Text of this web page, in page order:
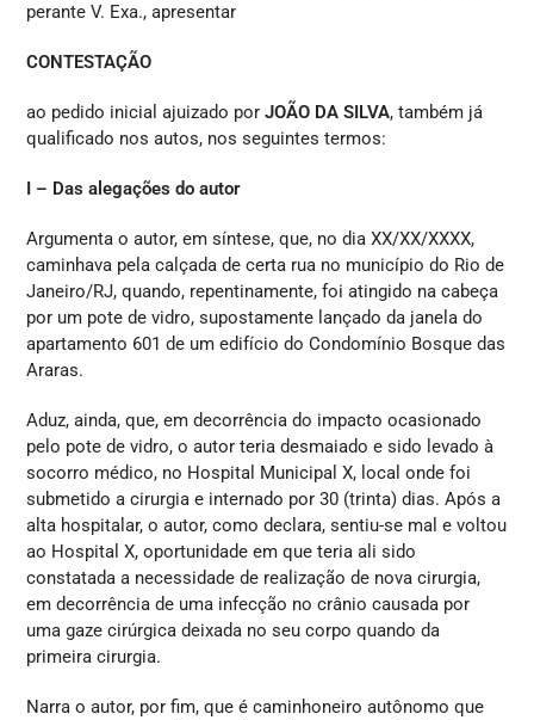
perante V. Exa., apresentar
CONTESTAÇÃO
ao pedido inicial ajuizado porJOÃO DA SILVA, também já
qualificado nos autos, nos seguintes termos:
I – Das alegações do autor
Argumenta o autor, em síntese, que, no dia XX/XX/XXXX,
caminhava pela calçada de certa rua no município do Rio de
Janeiro/RJ, quando, repentinamente, foi atingido na cabeça
por um pote de vidro, supostamente lançado da janela do
apartamento 601 de um edifício do Condomínio Bosque das
Araras.
Aduz, ainda, que, em decorrência do impacto ocasionado
pelo pote de vidro, o autor teria desmaiado e sido levado à
socorro médico, no Hospital Municipal X, local onde foi
submetido a cirurgia e internado por 30 (trinta) dias. Após a
alta hospitalar, o autor, como declara, sentiu-se mal e voltou
ao Hospital X, oportunidade em que teria ali sido
constatada a necessidade de realização de nova cirurgia,
em decorrência de uma infecção no crânio causada por
uma gaze cirúrgica deixada no seu corpo quando da
primeira cirurgia.
Narra o autor, por fim, que é caminhoneiro autônomo que